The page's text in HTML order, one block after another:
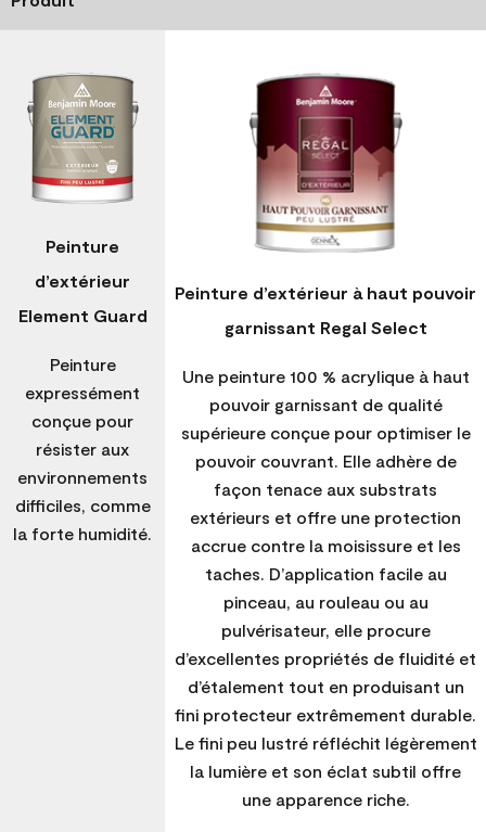
Peinture
d’extérieur
Element Guard
Peinture
expressément
conçue pour
résister aux
environnements
difficiles, comme
la forte humidité.
Peinture d’extérieur à haut pouvoir
garnissant Regal Select
Une peinture 100 % acrylique à haut
pouvoir garnissant de qualité
supérieure conçue pour optimiser le
pouvoir couvrant. Elle adhère de
façon tenace aux substrats
extérieurs et offre une protection
accrue contre la moisissure et les
taches. D’application facile au
pinceau, au rouleau ou au
pulvérisateur, elle procure
d’excellentes propriétés de fluidité et
d’étalement tout en produisant un
fini protecteur extrêmement durable.
Le fini peu lustré réfléchit légèrement
la lumière et son éclat subtil offre
une apparence riche.